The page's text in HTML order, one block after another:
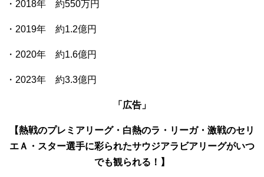
・2018年 約550万円
・2019年 約1.2億円
・2020年 約1.6億円
・2023年 約3.3億円
「広告」
【熱戦のプレミアリーグ・白熱のラ・リーガ・激戦のセリ
エＡ・スター選手に彩られたサウジアラビアリーグがいつ
でも観られる！】